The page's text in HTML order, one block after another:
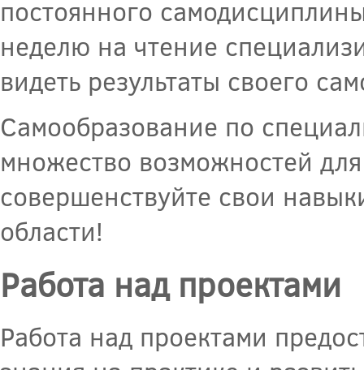
постоянного
неделю на чтение
видеть результаты своего
Самообразование по
множество возможностей
совершенствуйте свои
области!
Работа над проектами
Работа над проектами